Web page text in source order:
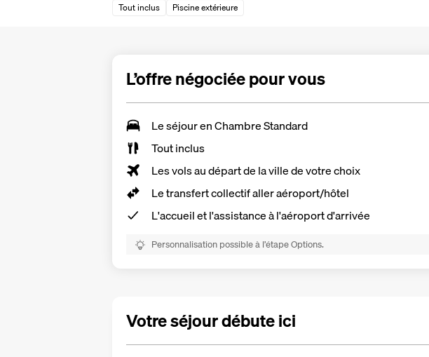
Tout inclus
Piscine extérieure
L’offre négociée pour vous
Le séjour en Chambre Standard
Tout inclus
Les vols au départ de la ville de votre choix
Le transfert collectif aller aéroport/hôtel
L'accueil et l'assistance à l'aéroport d'arrivée
Personnalisation possible à l’étape Options.
Votre séjour débute ici